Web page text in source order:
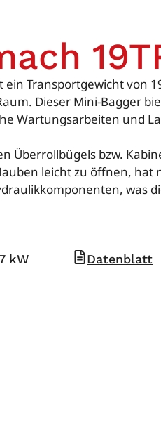
ein Transportgewicht von
Dieser Mini-Bagger
Wartungsarbeiten und
Überrollbügels bzw.
leicht zu öffnen, hat
was
kW Datenblatt